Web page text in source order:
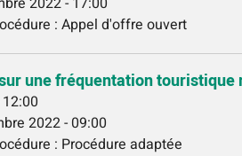
: Appel d'offre ouvert
une fréquentation
2022 - 09:00
: Procédure adaptée